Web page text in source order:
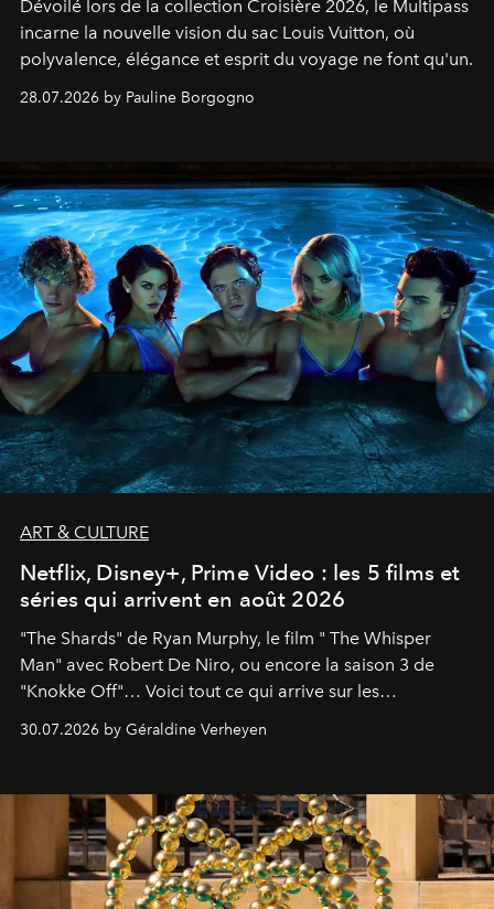
Dévoilé lors de la collection Croisière 2026, le Multipass
incarne la nouvelle vision du sac Louis Vuitton, où
polyvalence, élégance et esprit du voyage ne font qu'un.
28.07.2026 by Pauline Borgogno
ART & CULTURE
Netflix, Disney+, Prime Video : les 5 films et
séries qui arrivent en août 2026
"The Shards" de Ryan Murphy, le film " The Whisper
Man" avec Robert De Niro, ou encore la saison 3 de
"Knokke Off"… Voici tout ce qui arrive sur les
30.07.2026 by Géraldine Verheyen